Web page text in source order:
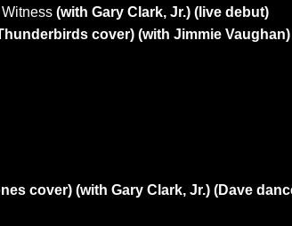
(with Gary Clark, Jr.) (live debut)
cover) (with Jimmie
cover) (with Gary Clark, Jr.) (Dave